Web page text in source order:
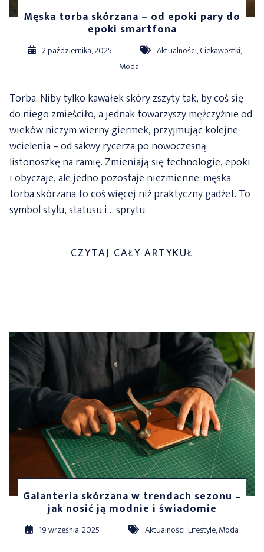
Męska torba skórzana – od epoki pary do
epoki smartfona
2 października, 2025 Aktualności,Ciekawostki,
Moda
Torba. Niby tylko kawałek skóry zszyty tak, by coś się
do niego zmieściło, a jednak towarzyszy mężczyźnie od
wieków niczym wierny giermek, przyjmując kolejne
wcielenia – od sakwy rycerza po nowoczesną
listonoszkę na ramię. Zmieniają się technologie, epoki
i obyczaje, ale jedno pozostaje niezmienne: męska
torba skórzana to coś więcej niż praktyczny gadżet. To
symbol stylu, statusu i… sprytu.
CZYTAJ CAŁY ARTYKUŁ
TORBA
EPOKI
PARY
DO
EPOKI
Galanteria skórzana w trendach sezonu –
jak nosić ją modnie i świadomie
19 września, 2025 Aktualności,Lifestyle,Moda